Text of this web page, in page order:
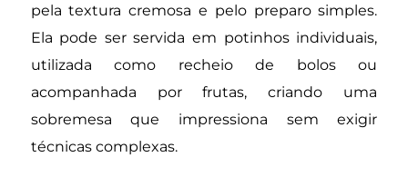
pela textura cremosa e pelo preparo simples.
Ela pode ser servida em potinhos individuais,
utilizada como recheio de bolos ou
acompanhada por frutas, criando uma
sobremesa que impressiona sem exigir
técnicas complexas.